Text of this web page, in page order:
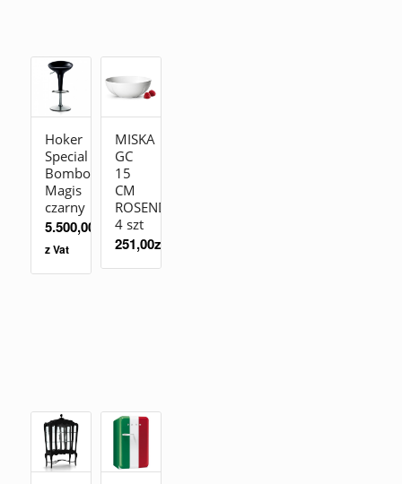
Hoker
Special
Bombo
Magis
czarny
5.500,00
z Vat
MISKA
GC
15
CM
ROSENDAHL
4 szt
251,00zł